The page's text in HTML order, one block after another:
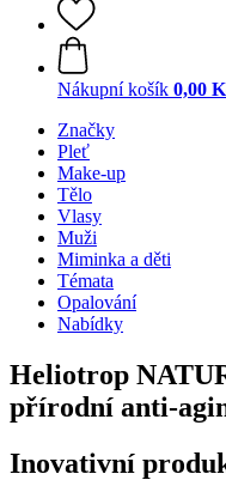
Nákupní košík 0,00
Značky
Pleť
Make-up
Tělo
Vlasy
Muži
Miminka a děti
Témata
Opalování
Nabídky
Heliotrop
přírodní anti-
Inovativní